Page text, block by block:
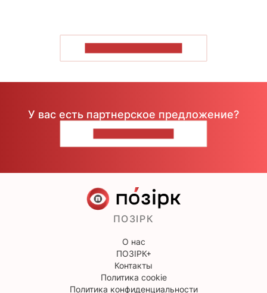
У вас есть партнерское предложение?
ПОЗІРК
О нас
ПОЗІРК+
Контакты
Политика cookie
Политика конфиденциальности